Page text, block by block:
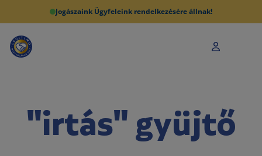
Jogászaink Ügyfeleink rendelkezésére állnak!
"irtás" gyüjtő